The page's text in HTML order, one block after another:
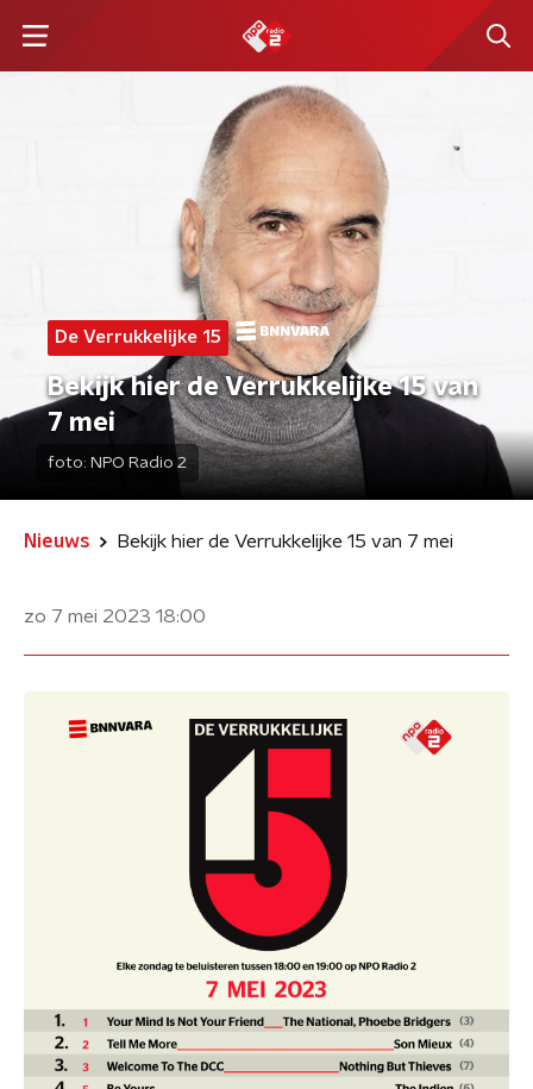
De Verrukkelijke 15
Bekijk hier de Verrukkelijke 15 van
7 mei
foto: NPO Radio 2
Nieuws Bekijk hier de Verrukkelijke 15 van 7 mei
zo 7 mei 2023 18:00